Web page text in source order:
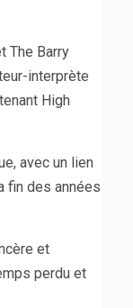
The Barry
interprète
High
avec un lien
fin des années
et
perdu et